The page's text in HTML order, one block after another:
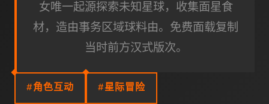
女唯一起源探索未知星球，收集面星食
材，造由事务区域球料由。免费面载复制
当时前方汉式版次。
#角色互动 #星际冒险